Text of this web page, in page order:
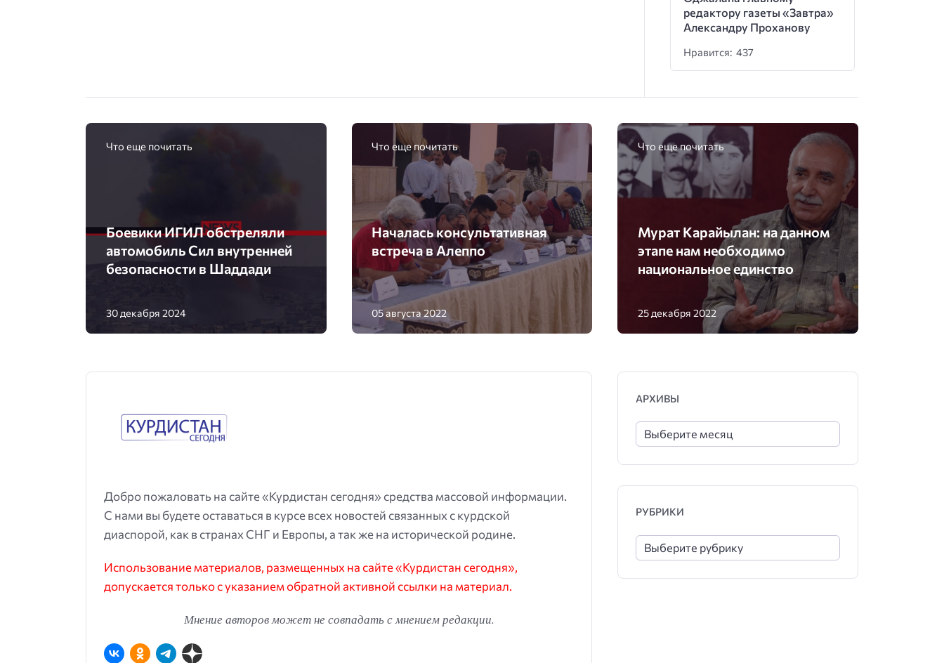
редактору газеты «Завтра»
Александру Проханову
Нравится: 437
Что еще почитать
Боевики ИГИЛ обстреляли
автомобиль Сил внутренней
безопасности в Шаддади
30 декабря 2024
Что еще почитать
Началась консультативная
встреча в Алеппо
05 августа 2022
Что еще почитать
Мурат Карайылан: на данном
этапе нам необходимо
национальное единство
25 декабря 2022
Добро пожаловать на сайте «Курдистан сегодня» средства массовой информации.
С нами вы будете оставаться в курсе всех новостей связанных с курдской
диаспорой, как в странах СНГ и Европы, а так же на исторической родине.
Использование материалов, размещенных на сайте «Курдистан сегодня»,
допускается только с указанием обратной активной ссылки на материал.
Мнение авторов может не совпадать с мнением редакции.
АРХИВЫ
РУБРИКИ